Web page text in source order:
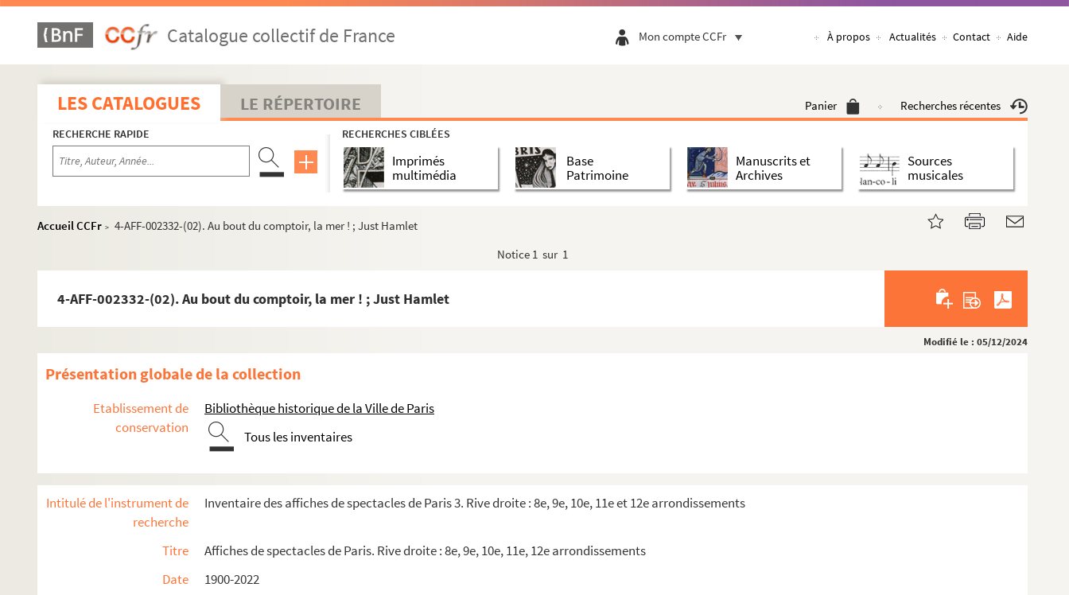
Catalogue collectif de France Mon compte CCFr À propos Actualités Contact Aide
LES CATALOGUES LE RÉPERTOIRE Panier Recherches récentes
RECHERCHE RAPIDE RECHERCHES CIBLÉES
Imprimés
multimédia
Base
Patrimoine
Manuscrits et
Archives
Sources
musicales
Accueil CCFr > 4-AFF-002332-(02). Au bout du comptoir, la mer ! ; Just Hamlet
Notice 1 sur 1
4-AFF-002332-(02). Au bout du comptoir, la mer ! ; Just Hamlet
Modifié le : 05/12/2024
Présentation globale de la collection
Etablissement de
conservation
Bibliothèque historique de la Ville de Paris
Tous les inventaires
Intitulé de l'instrument de
recherche
Inventaire des affiches de spectacles de Paris 3. Rive droite : 8e, 9e, 10e, 11e et 12e arrondissements
Titre
Affiches de spectacles de Paris. Rive droite : 8e, 9e, 10e, 11e, 12e arrondissements
Date
1900-2022
Centre culturel franco-japonais
Cirque d'hiver Bouglione
Comédie Nation
Conservatoire Charles Munch
Cyrano-Théâtre
Église de la Bastille
Espace La Comedia
Espace Kiron
Henri Selmer Paris
Maison des Métallos
Ménagerie de verre
MJC Paris-Mercoeur
O'Berzinc
Pan Piper
Le Passage vers les étoiles
La scène Bastille
Théâtre Arcane
Théâtre Artistic Athévains. Artistic Théâtre
4-AFF-002332-(01). A la renverse